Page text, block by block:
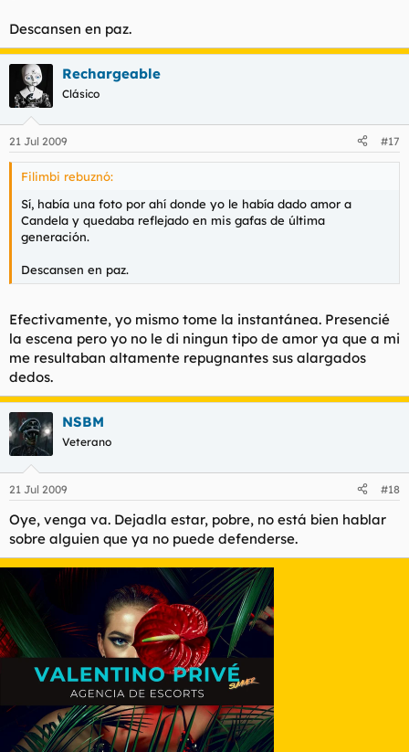
Descansen en paz.
Rechargeable
Clásico
21 Jul 2009 #17
Filimbi rebuznó:
Sí, había una foto por ahí donde yo le había dado amor a
Candela y quedaba reflejado en mis gafas de última
generación.
Descansen en paz.
Efectivamente, yo mismo tome la instantánea. Presencié
la escena pero yo no le di ningun tipo de amor ya que a mi
me resultaban altamente repugnantes sus alargados
dedos.
NSBM
Veterano
21 Jul 2009 #18
Oye, venga va. Dejadla estar, pobre, no está bien hablar
sobre alguien que ya no puede defenderse.